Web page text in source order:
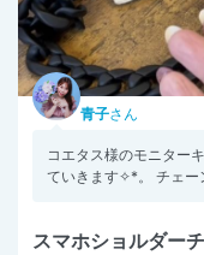
青子さん
コエタス様のモニター
ていきます✧︎*。 チェー
スマホショルダー